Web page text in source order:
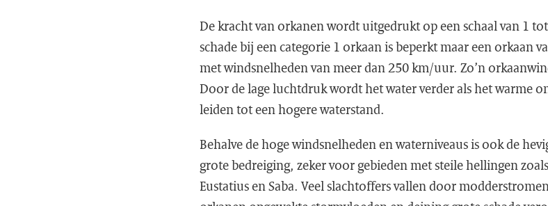
De kracht van orkanen wordt uitgedrukt op een schaal van 1
schade bij een categorie 1 orkaan is beperkt maar een orkaan
met windsnelheden van meer dan 250 km/uur. Zo’n
Door de lage luchtdruk wordt het water verder als het warme
leiden tot een hogere waterstand.
Behalve de hoge windsnelheden en waterniveaus is ook de
grote bedreiging, zeker voor gebieden met steile hellingen
Eustatius en Saba. Veel slachtoffers vallen door